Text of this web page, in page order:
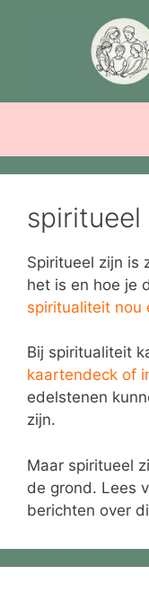
spiritueel
Spiritueel zijn is
het is en hoe je
spiritualiteit nou
Bij spiritualiteit
kaartendeck of
edelstenen
zijn.
Maar spiritueel
de grond. Lees
berichten over